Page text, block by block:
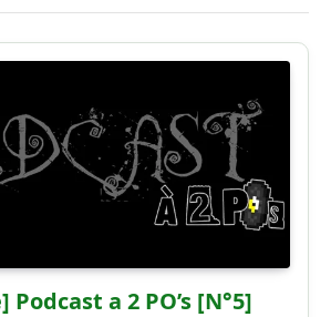
a 2 PO’s [N°5]